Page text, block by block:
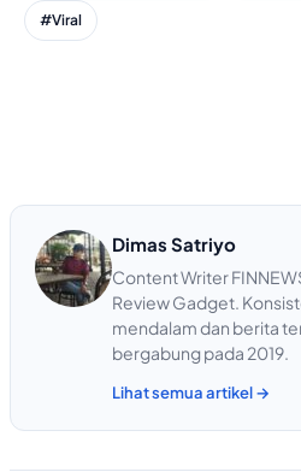
#Viral
Dimas Satriyo
Content Writer
Review Gadget.
mendalam dan berita
bergabung pada 2019.
Lihat semua artikel →